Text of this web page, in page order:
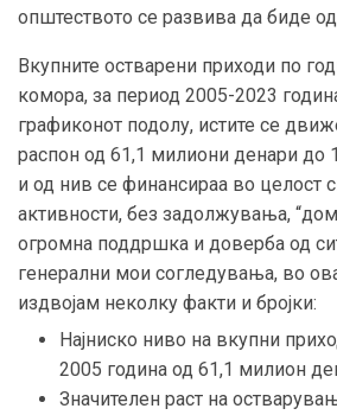
општеството се развива да биде од
Вкупните остварени приходи по
комора, за период 2005-2023
графиконот подолу, истите се
распон од 61,1 милиони денари до
и од нив се финансираа во целост
активности, без задолжувања,
огромна поддршка и доверба од
генерални мои согледувања, во
издвојам неколку факти и бројки:
Најниско ниво на вкупни
2005 година од 61,1 милион
Значителен раст на